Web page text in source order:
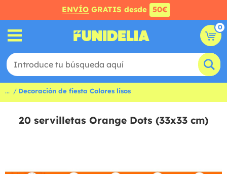
ENVÍO GRATIS desde 50€
0
... Decoración de fiesta Colores lisos
20 servilletas Orange Dots (33x33 cm)